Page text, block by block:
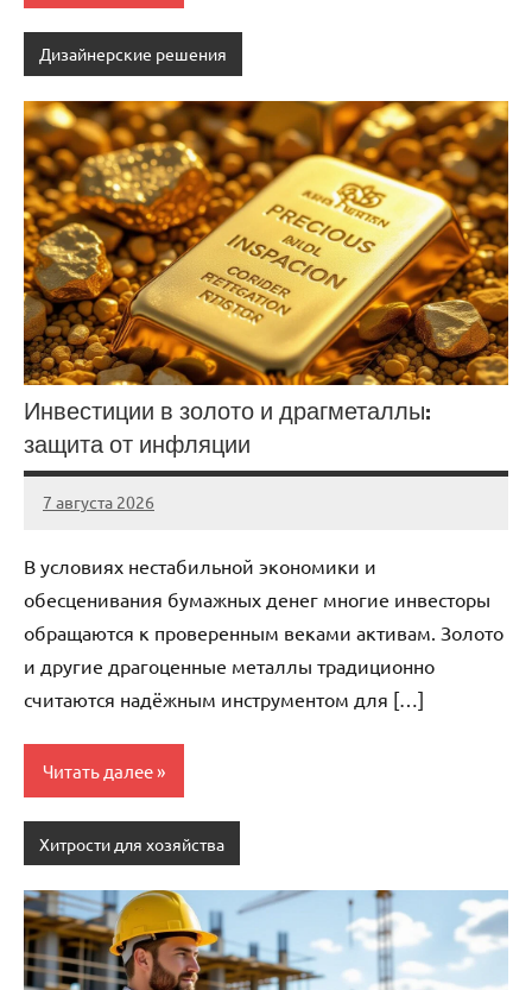
Дизайнерские решения
Инвестиции в золото и драгметаллы:
защита от инфляции
7 августа 2026
stroicentr_m
Нет
В условиях нестабильной экономики и
обесценивания бумажных денег многие инвесторы
обращаются к проверенным веками активам. Золото
и другие драгоценные металлы традиционно
считаются надёжным инструментом для […]
Читать далее
Хитрости для хозяйства